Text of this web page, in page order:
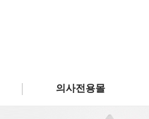
의사전용몰